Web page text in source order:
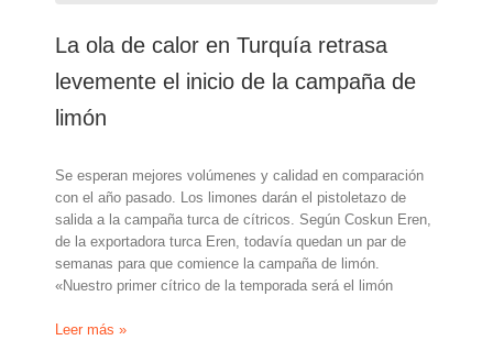
La ola de calor en Turquía retrasa
levemente el inicio de la campaña de
limón
Se esperan mejores volúmenes y calidad en comparación
con el año pasado. Los limones darán el pistoletazo de
salida a la campaña turca de cítricos. Según Coskun Eren,
de la exportadora turca Eren, todavía quedan un par de
semanas para que comience la campaña de limón.
«Nuestro primer cítrico de la temporada será el limón
LaLeer más »